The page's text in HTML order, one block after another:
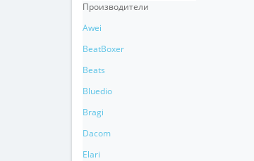
Производители
Awei
BeatBoxer
Beats
Bluedio
Bragi
Dacom
Elari